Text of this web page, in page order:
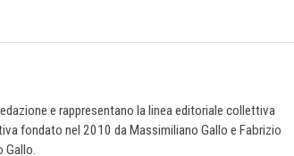
e rappresentano la linea editoriale collettiva
fondato nel 2010 da Massimiliano Gallo e Fabrizio
Gallo.